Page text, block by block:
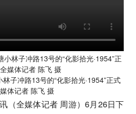
子冲路13号的“化影拾光·1954”正式
体记者 陈飞 摄
全媒体记者 周游）6月26日下